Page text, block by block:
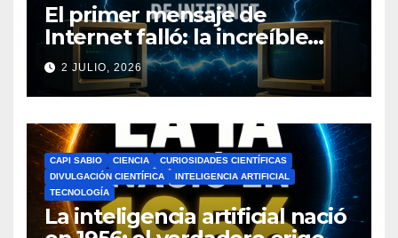
El primer mensaje de
Internet falló: la increíble
historia de ARPANET que
cambió el mundo
2 JULIO, 2026
CAPI SABIO CIENCIA
CURIOSIDADES CIENTÍFICAS
DIVULGACIÓN CIENTÍFICA
INTELIGENCIA ARTIFICIAL
TECNOLOGÍA
La inteligencia artificial nació